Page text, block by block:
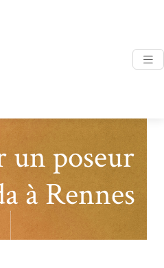
un poseur
à Rennes